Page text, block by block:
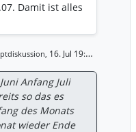
Damit ist alles
16. Jul 19:18 Uhr
Anfang Juli
so das es
des Monats
wieder Ende